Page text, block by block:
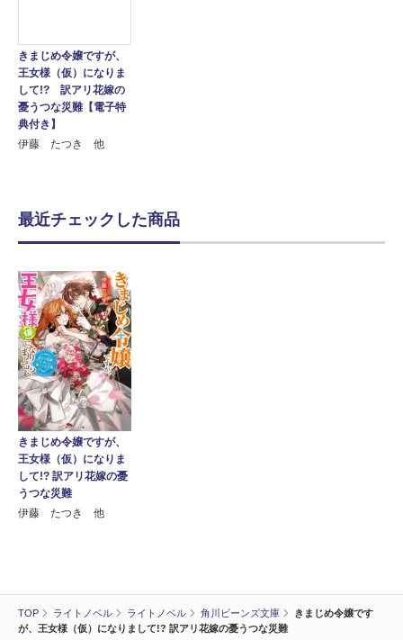
TOP ライトノベル ライトノベル 角川ビーンズ文庫
きまじめ令嬢です
が、王女様（仮）になりまして!? 訳アリ花嫁の憂うつな災難
きまじめ令嬢ですが、
王女様（仮）になりま
して!? 訳アリ花嫁の
憂うつな災難【電子特
典付き】
伊藤 たつき 他
最近チェックした商品
きまじめ令嬢ですが、
王女様（仮）になりま
して!? 訳アリ花嫁の憂
うつな災難
伊藤 たつき 他